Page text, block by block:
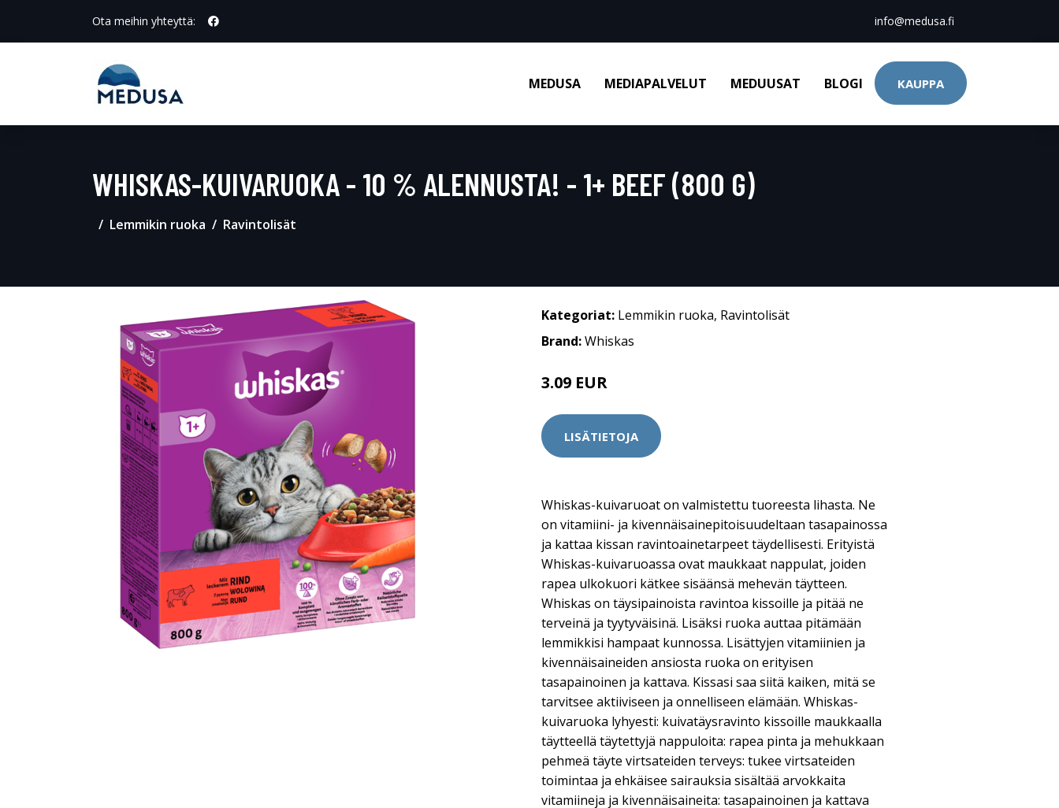
Ota meihin yhteyttä: info@medusa.fi
MEDUSA MEDIAPALVELUT MEDUUSAT BLOGI KAUPPA
WHISKAS-KUIVARUOKA - 10 % ALENNUSTA! - 1+ BEEF (800 G)
Lemmikin ruoka Ravintolisät
Kategoriat: Lemmikin ruoka, Ravintolisät
Brand:Whiskas
3.09 EUR
LISÄTIETOJA
Whiskas-kuivaruoat on valmistettu tuoreesta lihasta. Ne
on vitamiini- ja kivennäisainepitoisuudeltaan tasapainossa
ja kattaa kissan ravintoainetarpeet täydellisesti. Erityistä
Whiskas-kuivaruoassa ovat maukkaat nappulat, joiden
rapea ulkokuori kätkee sisäänsä mehevän täytteen.
Whiskas on täysipainoista ravintoa kissoille ja pitää ne
terveinä ja tyytyväisinä. Lisäksi ruoka auttaa pitämään
lemmikkisi hampaat kunnossa. Lisättyjen vitamiinien ja
kivennäisaineiden ansiosta ruoka on erityisen
tasapainoinen ja kattava. Kissasi saa siitä kaiken, mitä se
tarvitsee aktiiviseen ja onnelliseen elämään. Whiskas-
kuivaruoka lyhyesti: kuivatäysravinto kissoille maukkaalla
täytteellä täytettyjä nappuloita: rapea pinta ja mehukkaan
pehmeä täyte virtsateiden terveys: tukee virtsateiden
toimintaa ja ehkäisee sairauksia sisältää arvokkaita
vitamiineja ja kivennäisaineita: tasapainoinen ja kattava